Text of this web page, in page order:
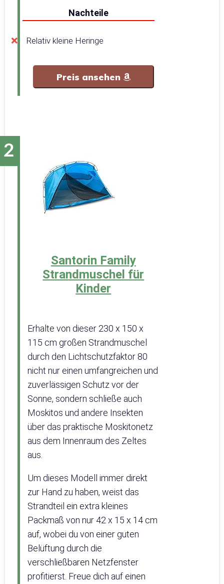
Nachteile
Relativ kleine Heringe
Preis ansehen
Santorin Family
Strandmuschel für
Kinder
Erhalte von dieser 230 x 150 x
115 cm großen Strandmuschel
durch den Lichtschutzfaktor 80
nicht nur einen umfangreichen und
zuverlässigen Schutz vor der
Sonne, sondern schließe auch
Moskitos und andere Insekten
über das praktische Moskitonetz
aus dem Innenraum des Zeltes
aus.
Um dieses Modell immer direkt
zur Hand zu haben, weist das
Strandteil ein extra kleines
Packmaß von nur 42 x 15 x 14 cm
auf, wobei du von einer guten
Belüftung durch die
verschließbaren Netzfenster
profitierst. Freue dich auf einen